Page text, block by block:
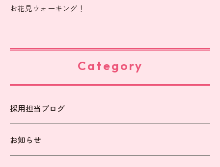
お花見ウォーキング！
Category
採用担当ブログ
お知らせ